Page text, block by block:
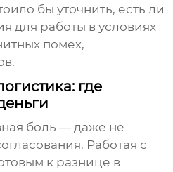
бы уточнить, есть ли
для работы в условиях
помех,
где
боль — даже не
Работая с
к разнице в